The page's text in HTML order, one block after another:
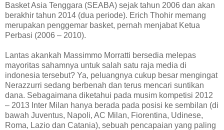
Basket Asia Tenggara (SEABA) sejak tahun 2006 dan akan
berakhir tahun 2014 (dua periode). Erich Thohir memang
merupakan penggemar basket, pernah menjabat Ketua
Perbasi (2006 – 2010).
Lantas akankah Massimmo Morratti bersedia melepas
mayoritas sahamnya untuk salah satu raja media di
indonesia tersebut? Ya, peluangnya cukup besar mengingat
Nerazzurri sedang berbenah dan terus mencari suntikan
dana. Sebagaimana diketahui pada musim kompetisi 2012
– 2013 Inter Milan hanya berada pada posisi ke sembilan (di
bawah Juventus, Napoli, AC Milan, Fiorentina, Udinese,
Roma, Lazio dan Catania), sebuah pencapaian yang paling